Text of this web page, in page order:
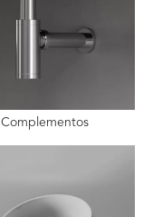
Complementos